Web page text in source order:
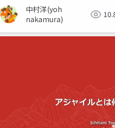
中村洋(yoh
nakamura)